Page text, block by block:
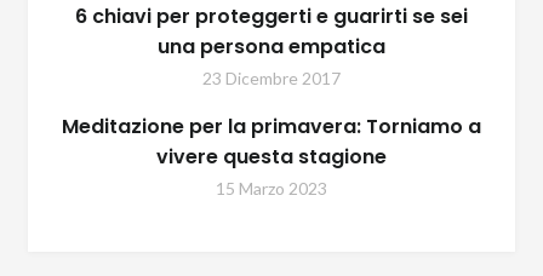
6 chiavi per proteggerti e guarirti se sei
una persona empatica
23 Dicembre 2017
Meditazione per la primavera: Torniamo a
vivere questa stagione
15 Marzo 2023